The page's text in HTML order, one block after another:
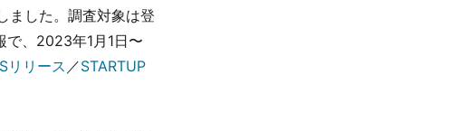
ました。調査対象は登
、2023年1月1日〜
リリース ／STARTUP